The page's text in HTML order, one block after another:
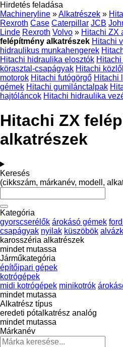
Hirdetés feladása
Machineryline »Alkatrészek »
Rexroth Case Caterpillar JCB
Linde Rexroth Volvo » Hitachi ZX
felépítmény alkatrészek Hitachi
hidraulikus munkahengerek
Hitachi hidraulika elosztók
körasztal-csapágyak Hitachi
motorok Hitachi futógörgő Hitachi
gémek Hitachi gumilánctalpak
hajtóláncok Hitachi hidraulika
Hitachi ZX
alkatrészek
Keresés
(cikkszám, márkanév, modell,
Kategória
gyorscserélők árokásó gémek
csapágyak nyilak küszöbök
karosszéria alkatrészek
mindet mutassa
Járműkategória
építőipari gépek
kotrógépek
midi kotrógépek minikotrók
mindet mutassa
Alkatrész típus
eredeti pótalkatrész analóg
mindet mutassa
Márkanév